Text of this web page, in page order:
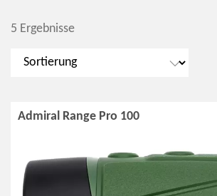
5 Ergebnisse
Admiral Range Pro 100